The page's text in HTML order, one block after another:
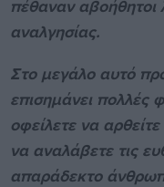
πέθαναν αβοήθητοι
Στο μεγάλο αυτό
επισημάνει πολλές
οφείλετε να
να αναλάβετε τις
απαράδεκτο